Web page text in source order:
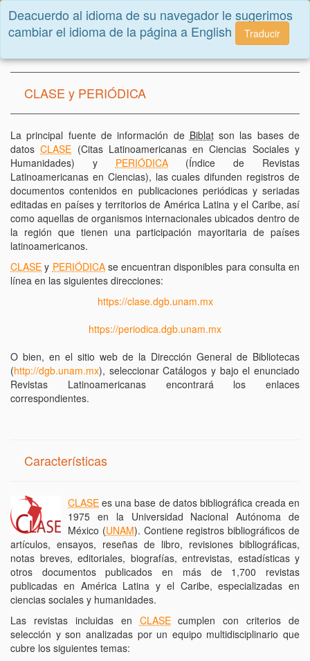
Toggle
CLASE y PERIÓDICA
La principal fuente de información de Biblatson las bases de
datosCLASE (Citas Latinoamericanas en Ciencias Sociales y
Humanidades) y PERIÓDICA(Índice de Revistas
Latinoamericanas en Ciencias), las cuales difunden registros de
documentos contenidos en publicaciones periódicas y seriadas
editadas en países y territorios de América Latina y el Caribe, así
como aquellas de organismos internacionales ubicados dentro de
la región que tienen una participación mayoritaria de países
latinoamericanos.
CLASE y PERIÓDICAse encuentran disponibles para consulta en
línea en las siguientes direcciones:
https://clase.dgb.unam.mx
https://periodica.dgb.unam.mx
O bien, en el sitio web de la Dirección General de Bibliotecas
(http://dgb.unam.mx), seleccionar Catálogos y bajo el enunciado
Revistas Latinoamericanas encontrará los enlaces
correspondientes.
Características
CLASE es una base de datos bibliográfica creada en
1975 en la Universidad Nacional Autónoma de
México (UNAM). Contiene registros bibliográficos de
artículos, ensayos, reseñas de libro, revisiones bibliográficas,
notas breves, editoriales, biografías, entrevistas, estadísticas y
otros documentos publicados en más de 1,700 revistas
publicadas en América Latina y el Caribe, especializadas en
ciencias sociales y humanidades.
Las revistas incluidas en CLASEcumplen con criterios de
selección y son analizadas por un equipo multidisciplinario que
cubre los siguientes temas:
Deacuerdo al idioma de su navegador le sugerimos
cambiar el idioma de la página a English
Traducir